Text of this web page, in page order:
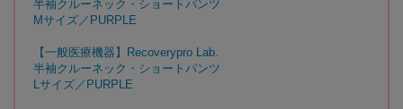
半袖クルーネック・ショートパンツ
Mサイズ／PURPLE
【一般医療機器】Recoverypro Lab.
半袖クルーネック・ショートパンツ
Lサイズ／PURPLE